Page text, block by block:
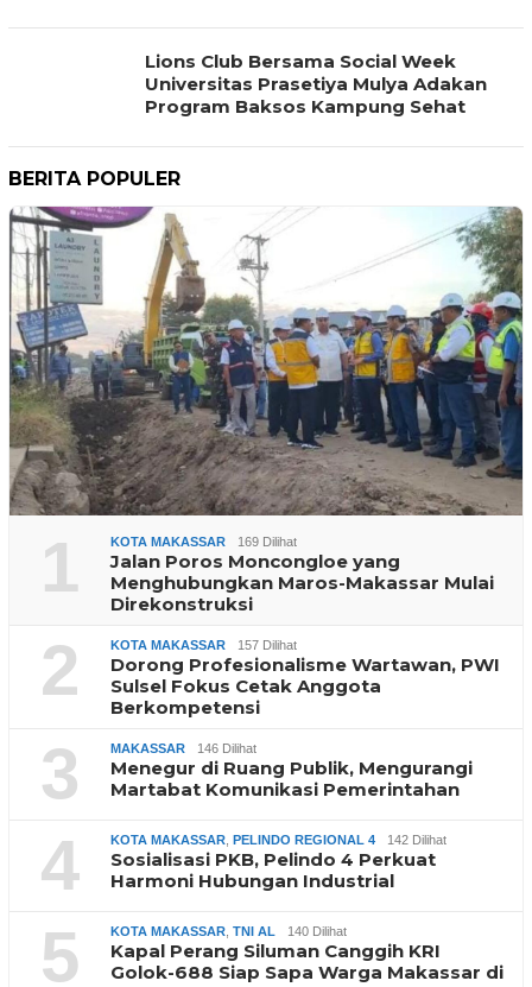
Lions Club Bersama Social Week
Universitas Prasetiya Mulya Adakan
Program Baksos Kampung Sehat
BERITA POPULER
1 KOTA MAKASSAR 169 Dilihat
Jalan Poros Moncongloe yang
Menghubungkan Maros-Makassar Mulai
Direkonstruksi
2 KOTA MAKASSAR 157 Dilihat
Dorong Profesionalisme Wartawan, PWI
Sulsel Fokus Cetak Anggota
Berkompetensi
3 MAKASSAR 146 Dilihat
Menegur di Ruang Publik, Mengurangi
Martabat Komunikasi Pemerintahan
4 KOTA MAKASSAR PELINDO REGIONAL 4 142 Dilihat
Sosialisasi PKB, Pelindo 4 Perkuat
Harmoni Hubungan Industrial
5 KOTA MAKASSAR TNI AL 140 Dilihat
Kapal Perang Siluman Canggih KRI
Golok-688 Siap Sapa Warga Makassar di